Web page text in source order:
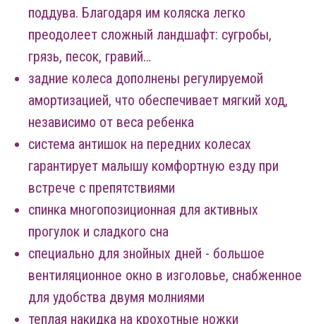
поддува. Благодаря им коляска легко
преодолеет сложный ландшафт: сугробы,
грязь, песок, гравий…
задние колеса дополнены регулируемой
амортизацией, что обеспечивает мягкий ход,
независимо от веса ребенка
система антишок на передних колесах
гарантирует малышу комфортную езду при
встрече с препятствиями
спинка многопозиционная для активных
прогулок и сладкого сна
специально для знойных дней - большое
вентиляционное окно в изголовье, снабженное
для удобства двумя молниями
теплая накидка на крохотные ножки